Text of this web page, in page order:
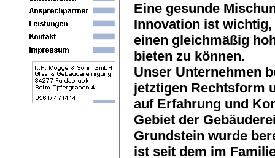
Eine gesunde
Innovation ist
einen gleichmäßig
bieten zu können.
Unser Unternehmen
jetztigen Rechtsform
auf Erfahrung und
Gebiet der
Grundstein wurde
ist seit dem im